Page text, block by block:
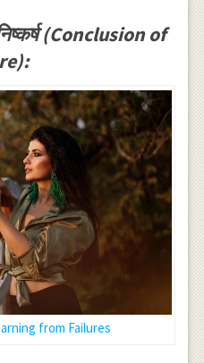
(Conclusion of
from Failures